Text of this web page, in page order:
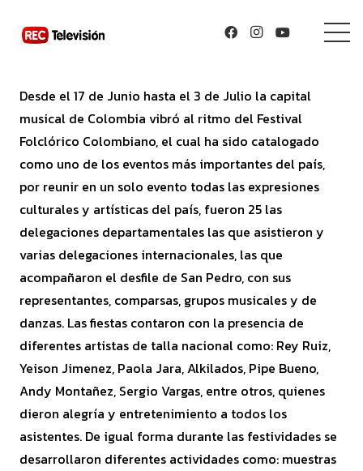
Desde el 17 de Junio hasta el 3 de Julio la capital
musical de Colombia vibró al ritmo del Festival
Folclórico Colombiano, el cual ha sido catalogado
como uno de los eventos más importantes del país,
por reunir en un solo evento todas las expresiones
culturales y artísticas del país, fueron 25 las
delegaciones departamentales las que asistieron y
varias delegaciones internacionales, las que
acompañaron el desfile de San Pedro, con sus
representantes, comparsas, grupos musicales y de
danzas. Las fiestas contaron con la presencia de
diferentes artistas de talla nacional como: Rey Ruiz,
Yeison Jimenez, Paola Jara, Alkilados, Pipe Bueno,
Andy Montañez, Sergio Vargas, entre otros, quienes
dieron alegría y entretenimiento a todos los
asistentes. De igual forma durante las festividades se
desarrollaron diferentes actividades como: muestras